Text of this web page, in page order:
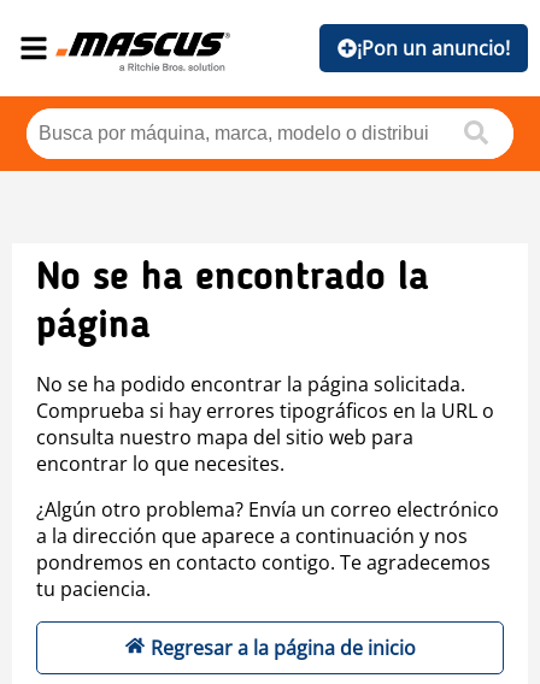
¡Pon un anuncio!
No se ha encontrado la
página
No se ha podido encontrar la página solicitada.
Comprueba si hay errores tipográficos en la URL o
consulta nuestro mapa del sitio web para
encontrar lo que necesites.
¿Algún otro problema? Envía un correo electrónico
a la dirección que aparece a continuación y nos
pondremos en contacto contigo. Te agradecemos
tu paciencia.
Regresar a la página de inicio